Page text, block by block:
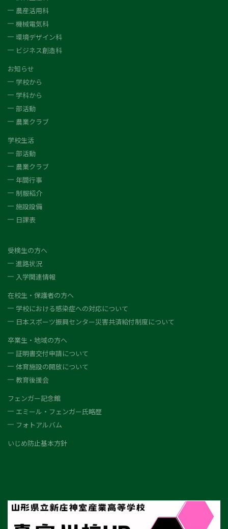
農産活用科
機械電気科
環境デザイン科
ビジネス創造科
お知らせ
学校から
学科から
部活動
農業クラブ
学校生活
部活動
農業クラブ
年間行事
制服紹介
施設設備
日課表
受検生の方へ
進路状況
入学関連情報
在校生・保護者の方へ
学校における感染症への対応について
日本スポーツ振興センター災害共済給付制度について
卒業生・地域の方へ
証明書交付申請について
体育施設の開放について
教育後援会
フェンガー記念館
エミール・フェンガー氏略歴
フォトアルバム
いじめ防止基本方針